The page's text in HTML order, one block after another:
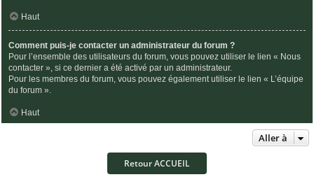
Haut
Comment puis-je contacter un administrateur du forum ?
Pour l’ensemble des utilisateurs du forum, vous pouvez utiliser le lien « Nous
contacter », si ce dernier a été activé par un administrateur.
Pour les membres du forum, vous pouvez également utiliser le lien « L’équipe
du forum ».
Haut
Aller à
Retour ACCUEIL